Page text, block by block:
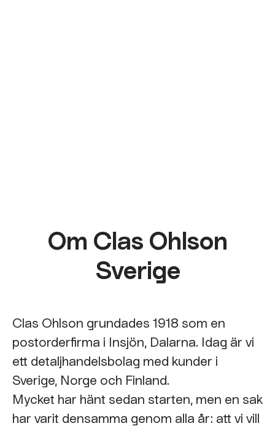
Om Clas Ohlson
Sverige
Clas Ohlson grundades 1918 som en
postorderfirma i Insjön, Dalarna. Idag är vi
ett detaljhandelsbolag med kunder i
Sverige, Norge och Finland.
Mycket har hänt sedan starten, men en sak
har varit densamma genom alla år: att vi vill